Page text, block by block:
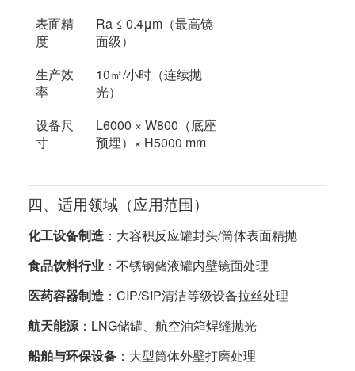
表面精
度
Ra ≤ 0.4μm（最高镜
面级）
生产效
率
10㎡/小时（连续抛
光）
设备尺
寸
L6000 × W800（底座
预埋）× H5000 mm
四、适用领域（应用范围）
化工设备制造 ：大容积反应罐封头/筒体表面精抛
食品饮料行业 ：不锈钢储液罐内壁镜面处理
医药容器制造 ：CIP/SIP清洁等级设备拉丝处理
航天能源：LNG储罐、航空油箱焊缝抛光
船舶与环保设备 ：大型筒体外壁打磨处理